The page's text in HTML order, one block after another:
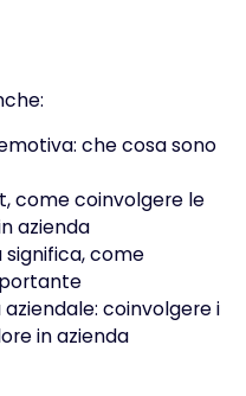
che cosa sono
come coinvolgere le
azienda
significa, come
coinvolgere i
in azienda